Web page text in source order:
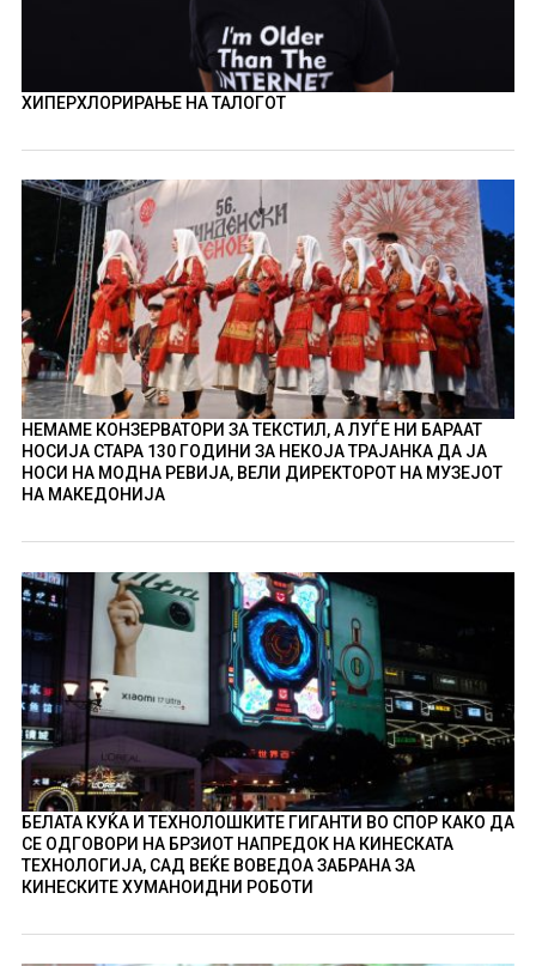
ХИПЕРХЛОРИРАЊЕ НА ТАЛОГОТ
НЕМАМЕ КОНЗЕРВАТОРИ ЗА ТЕКСТИЛ, А ЛУЃЕ НИ БАРААТ
НОСИЈА СТАРА 130 ГОДИНИ ЗА НЕКОЈА ТРАЈАНКА ДА ЈА
НОСИ НА МОДНА РЕВИЈА, ВЕЛИ ДИРЕКТОРОТ НА МУЗЕЈОТ
НА МАКЕДОНИЈА
БЕЛАТА КУЌА И ТЕХНОЛОШКИТЕ ГИГАНТИ ВО СПОР КАКО ДА
СЕ ОДГОВОРИ НА БРЗИОТ НАПРЕДОК НА КИНЕСКАТА
ТЕХНОЛОГИЈА, САД ВЕЌЕ ВОВЕДОА ЗАБРАНА ЗА
КИНЕСКИТЕ ХУМАНОИДНИ РОБОТИ